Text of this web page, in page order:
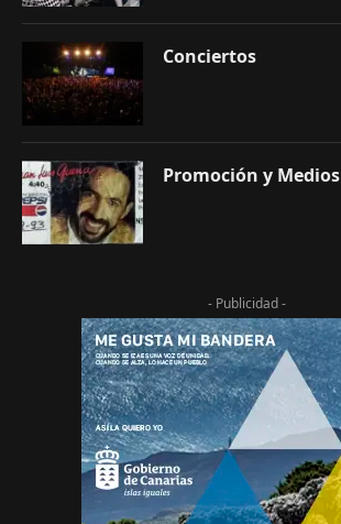
Conciertos
Promoción y Medios
- Publicidad -